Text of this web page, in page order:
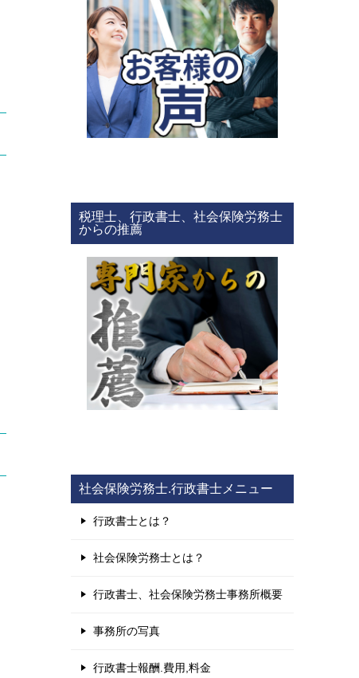
税理士、行政書士、社会保険労務士
からの推薦
社会保険労務士.行政書士メニュー
行政書士とは？
社会保険労務士とは？
行政書士、社会保険労務士事務所概要
事務所の写真
行政書士報酬.費用,料金